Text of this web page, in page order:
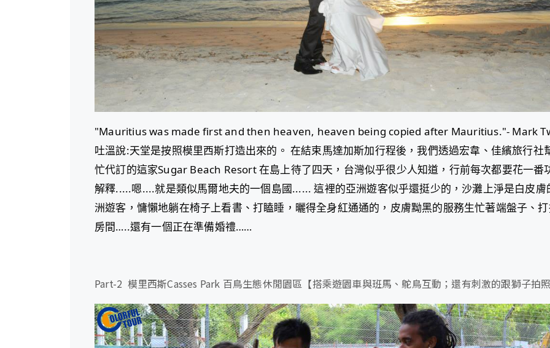
"Mauritius was made first and then heaven, heaven being copied after Mauritius."- Mark
吐溫說:天堂是按照模里西斯打造出來的。 在結束馬達加斯加行程後，我們透過宏韋、佳繽旅行社
忙代訂的這家Sugar Beach Resort 在島上待了四天，台灣似乎很少人知道，行前每次都要花一番
解釋.....嗯....就是類似馬爾地夫的一個島國...... 這裡的亞洲遊客似乎還挺少的，沙灘上淨是白皮膚
洲遊客，慵懶地躺在椅子上看書、打瞌睡，曬得全身紅通通的，皮膚黝黑的服務生忙著端盤子、
房間…..還有一個正在準備婚禮……
Part-2 模里西斯Casses Park 百鳥生態休閒園區 【搭乘遊園車與班馬、鴕鳥互動；還有刺激的跟獅子拍